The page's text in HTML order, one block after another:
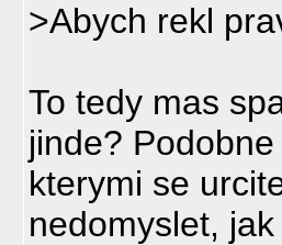
>Abych rekl
To tedy mas
jinde?
kterymi se
nedomyslet,